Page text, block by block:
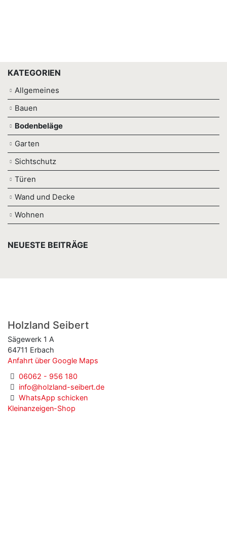
KATEGORIEN
Allgemeines
Bauen
Bodenbeläge
Garten
Sichtschutz
Türen
Wand und Decke
Wohnen
NEUESTE BEITRÄGE
Holzland Seibert
Sägewerk 1 A
64711 Erbach
Anfahrt über Google Maps
06062 - 956 180
info@holzland-seibert.de
WhatsApp schicken
Kleinanzeigen-Shop